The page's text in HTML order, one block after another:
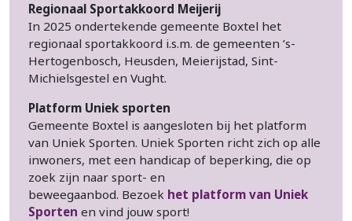
Regionaal Sportakkoord Meijerij
In 2025 ondertekende gemeente Boxtel het
regionaal sportakkoord i.s.m. de gemeenten ’s-
Hertogenbosch, Heusden, Meierijstad, Sint-
Michielsgestel en Vught.
Platform Uniek sporten
Gemeente Boxtel is aangesloten bij het platform
van Uniek Sporten. Uniek Sporten richt zich op alle
inwoners, met een handicap of beperking, die op
zoek zijn naar sport- en
beweegaanbod. Bezoek het platform van Uniek
Sporten en vind jouw sport!